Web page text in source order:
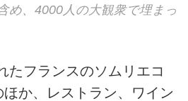
め、4000人の大観衆で埋まっ
たフランスのソムリエコ
か、レストラン、ワイン